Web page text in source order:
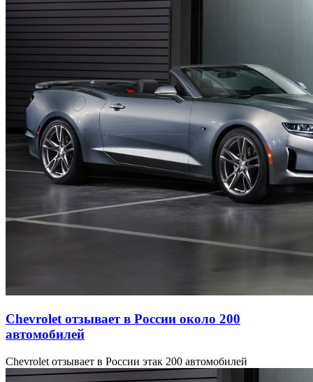
Chevrolet отзывает в России около 200
автомобилей
Chevrolet отзывает в России этак 200 автомобилей